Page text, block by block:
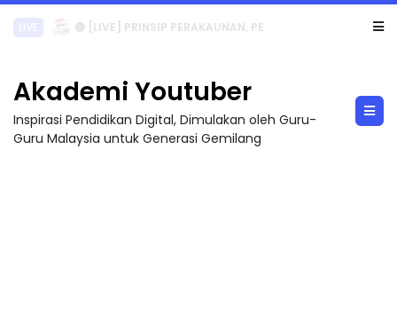
TRANSFORMASI DIGITAL GURU SIRI 7 : PAHLAWAN DIGITAL PENYELAMAT DUNIA
Akademi Youtuber
Inspirasi Pendidikan Digital, Dimulakan oleh Guru-
Guru Malaysia untuk Generasi Gemilang